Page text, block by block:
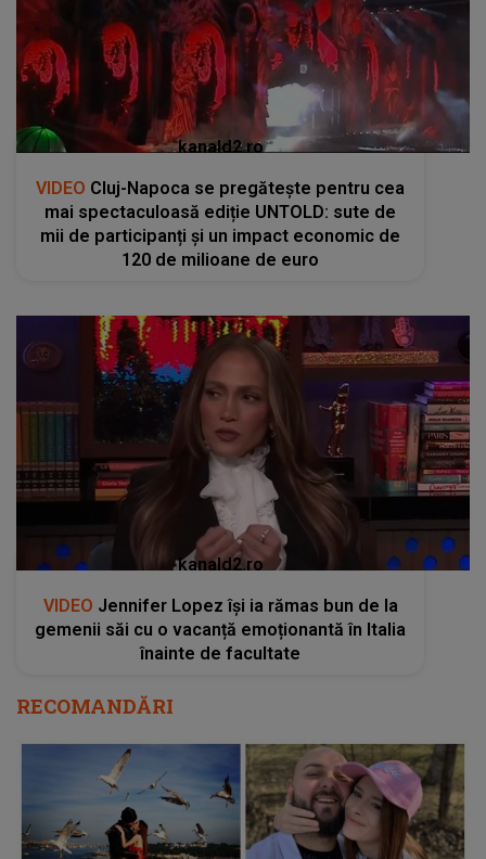
kanald2.ro
VIDEO Cluj-Napoca se pregătește pentru cea
mai spectaculoasă ediție UNTOLD: sute de
mii de participanți și un impact economic de
120 de milioane de euro
kanald2.ro
VIDEO Jennifer Lopez își ia rămas bun de la
gemenii săi cu o vacanță emoționantă în Italia
înainte de facultate
RECOMANDĂRI